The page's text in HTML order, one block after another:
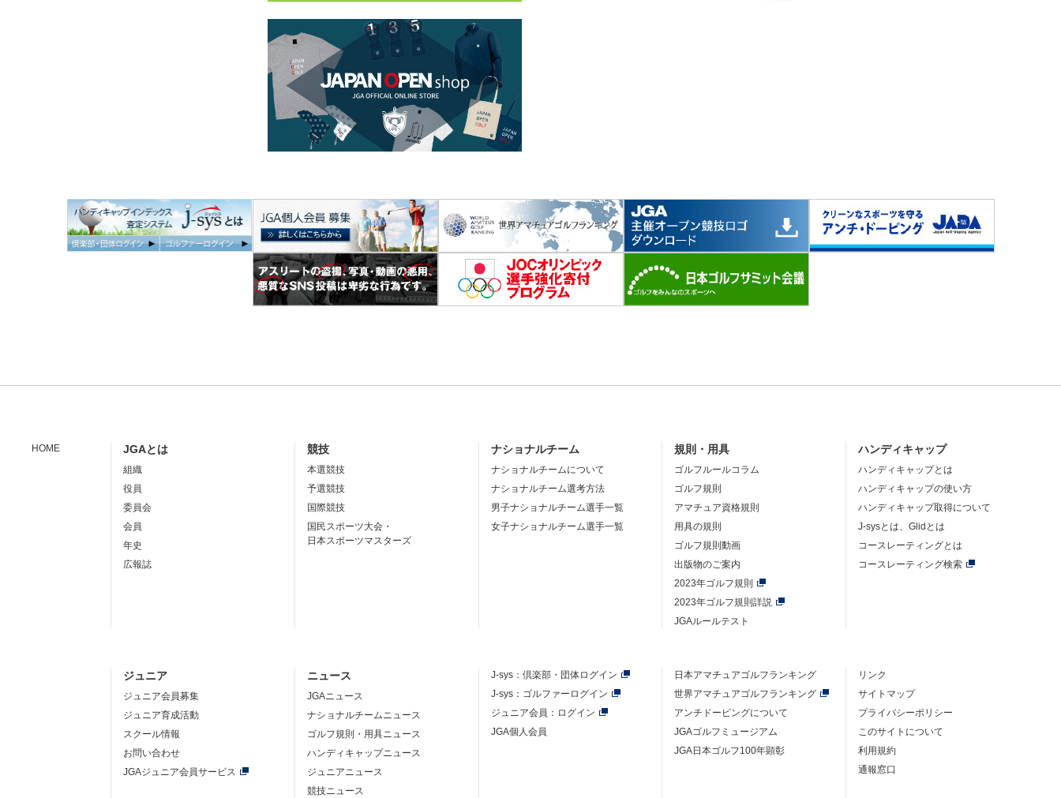
HOME JGAとは
組織
役員
委員会
会員
年史
広報誌
競技
本選競技
予選競技
国際競技
国民スポーツ大会・
日本スポーツマスターズ
ナショナルチーム
ナショナルチームについて
ナショナルチーム選考方法
男子ナショナルチーム選手一覧
女子ナショナルチーム選手一覧
規則・用具
ゴルフルールコラム
ゴルフ規則
アマチュア資格規則
用具の規則
ゴルフ規則動画
出版物のご案内
2023年ゴルフ規則
2023年ゴルフ規則詳説
JGAルールテスト
ハンディキャップ
ハンディキャップとは
ハンディキャップの使い方
ハンディキャップ取得について
J-sysとは、Glidとは
コースレーティングとは
コースレーティング検索
ジュニア
ジュニア会員募集
ジュニア育成活動
スクール情報
お問い合わせ
JGAジュニア会員サービス
ニュース
JGAニュース
ナショナルチームニュース
ゴルフ規則・用具ニュース
ハンディキャップニュース
ジュニアニュース
競技ニュース
J-sys： 倶楽部・団体ログイン
J-sys：ゴルファーログイン
ジュニア会員：ログイン
JGA個人会員
日本アマチュアゴルフランキング
世界アマチュアゴルフランキング
アンチドーピングについて
JGAゴルフミュージアム
JGA日本ゴルフ100年顕彰
リンク
サイトマップ
プライバシーポリシー
このサイトについて
利用規約
通報窓口